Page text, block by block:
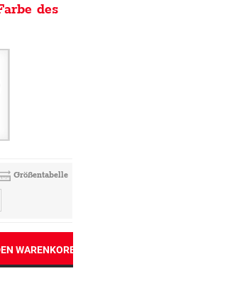
des
Größentabelle
WARENKORB